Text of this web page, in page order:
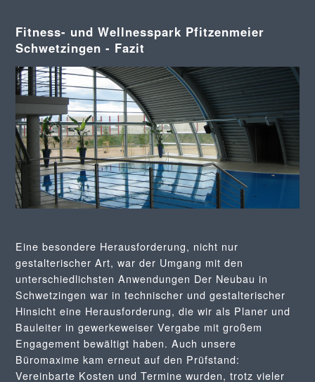
Fitness- und Wellnesspark Pfitzenmeier
Schwetzingen - Fazit
Eine besondere Herausforderung, nicht nur
gestalterischer Art, war der Umgang mit den
unterschiedlichsten Anwendungen Der Neubau in
Schwetzingen war in technischer und gestalterischer
Hinsicht eine Herausforderung, die wir als Planer und
Bauleiter in gewerkeweiser Vergabe mit großem
Engagement bewältigt haben. Auch unsere
Büromaxime kam erneut auf den Prüfstand:
Vereinbarte Kosten und Termine wurden, trotz vieler